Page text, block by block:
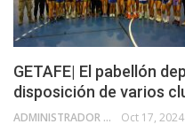
GETAFE| El pabellón
disposición de varios
ADMINISTRADOR Oct 17, 2024